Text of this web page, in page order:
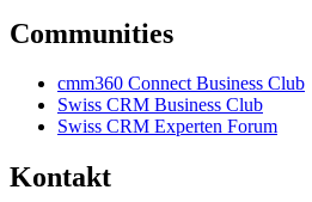
Communities
cmm360 Connect Business Club
Swiss CRM Business Club
Swiss CRM Experten Forum
Kontakt